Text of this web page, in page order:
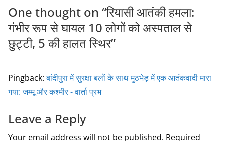
k
One thought on “रियासी आतंकी हमला:
गंभीर रूप से घायल 10 लोगों को अस्पताल से
छुट्टी, 5 की हालत स्थिर”
Pingback:बांदीपुरा में सुरक्षा बलों के साथ मुठभेड़ में एक आतंकवादी मारा
गया: जम्मू और कश्मीर - वार्ता प्रभ
Leave a Reply
Your email address will not be published. Required